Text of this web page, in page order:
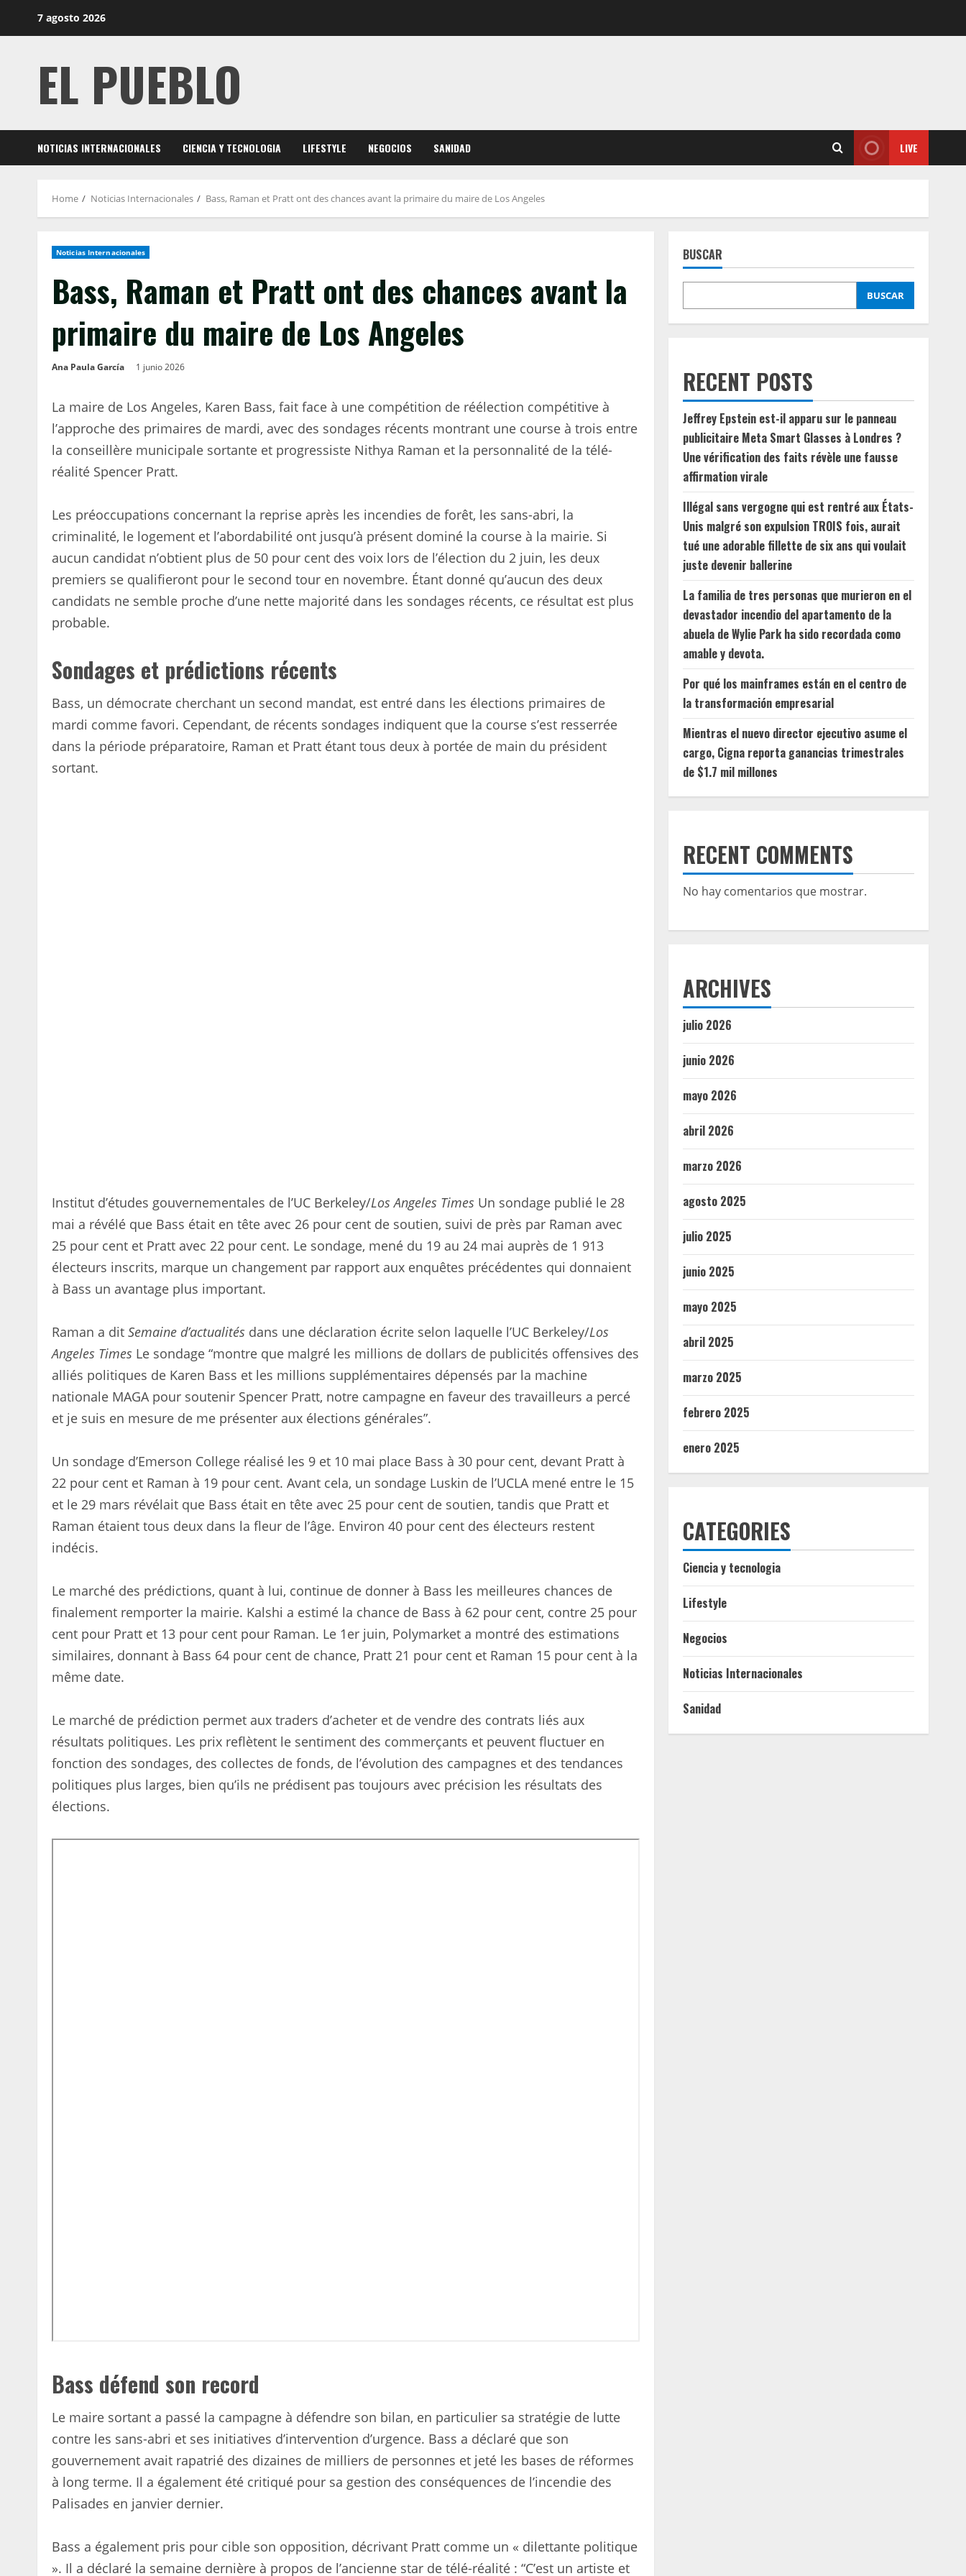
7 agosto 2026
EL PUEBLO
NOTICIAS INTERNACIONALES CIENCIA Y TECNOLOGIA LIFESTYLE NEGOCIOS SANIDAD LIVE
Home Noticias Internacionales Bass, Raman et Pratt ont des chances avant la primaire du maire de Los Angeles
Noticias Internacionales
Bass, Raman et Pratt ont des chances avant la
primaire du maire de Los Angeles
Ana Paula García 1 junio 2026
La maire de Los Angeles, Karen Bass, fait face à une compétition de réélection compétitive à
l’approche des primaires de mardi, avec des sondages récents montrant une course à trois entre
la conseillère municipale sortante et progressiste Nithya Raman et la personnalité de la télé-
réalité Spencer Pratt.
Les préoccupations concernant la reprise après les incendies de forêt, les sans-abri, la
criminalité, le logement et l’abordabilité ont jusqu’à présent dominé la course à la mairie. Si
aucun candidat n’obtient plus de 50 pour cent des voix lors de l’élection du 2 juin, les deux
premiers se qualifieront pour le second tour en novembre. Étant donné qu’aucun des deux
candidats ne semble proche d’une nette majorité dans les sondages récents, ce résultat est plus
probable.
Sondages et prédictions récents
Bass, un démocrate cherchant un second mandat, est entré dans les élections primaires de
mardi comme favori. Cependant, de récents sondages indiquent que la course s’est resserrée
dans la période préparatoire, Raman et Pratt étant tous deux à portée de main du président
sortant.
Institut d’études gouvernementales de l’UC Berkeley/Los Angeles Times Un sondage publié le 28
mai a révélé que Bass était en tête avec 26 pour cent de soutien, suivi de près par Raman avec
25 pour cent et Pratt avec 22 pour cent. Le sondage, mené du 19 au 24 mai auprès de 1 913
électeurs inscrits, marque un changement par rapport aux enquêtes précédentes qui donnaient
à Bass un avantage plus important.
Raman a dit Semaine d’actualités dans une déclaration écrite selon laquelle l’UC Berkeley/Los
Angeles Times Le sondage “montre que malgré les millions de dollars de publicités offensives des
alliés politiques de Karen Bass et les millions supplémentaires dépensés par la machine
nationale MAGA pour soutenir Spencer Pratt, notre campagne en faveur des travailleurs a percé
et je suis en mesure de me présenter aux élections générales”.
Un sondage d’Emerson College réalisé les 9 et 10 mai place Bass à 30 pour cent, devant Pratt à
22 pour cent et Raman à 19 pour cent. Avant cela, un sondage Luskin de l’UCLA mené entre le 15
et le 29 mars révélait que Bass était en tête avec 25 pour cent de soutien, tandis que Pratt et
Raman étaient tous deux dans la fleur de l’âge. Environ 40 pour cent des électeurs restent
indécis.
Le marché des prédictions, quant à lui, continue de donner à Bass les meilleures chances de
finalement remporter la mairie. Kalshi a estimé la chance de Bass à 62 pour cent, contre 25 pour
cent pour Pratt et 13 pour cent pour Raman. Le 1er juin, Polymarket a montré des estimations
similaires, donnant à Bass 64 pour cent de chance, Pratt 21 pour cent et Raman 15 pour cent à la
même date.
Le marché de prédiction permet aux traders d’acheter et de vendre des contrats liés aux
résultats politiques. Les prix reflètent le sentiment des commerçants et peuvent fluctuer en
fonction des sondages, des collectes de fonds, de l’évolution des campagnes et des tendances
politiques plus larges, bien qu’ils ne prédisent pas toujours avec précision les résultats des
élections.
Bass défend son record
Le maire sortant a passé la campagne à défendre son bilan, en particulier sa stratégie de lutte
contre les sans-abri et ses initiatives d’intervention d’urgence. Bass a déclaré que son
gouvernement avait rapatrié des dizaines de milliers de personnes et jeté les bases de réformes
à long terme. Il a également été critiqué pour sa gestion des conséquences de l’incendie des
Palisades en janvier dernier.
Bass a également pris pour cible son opposition, décrivant Pratt comme un « dilettante politique
». Il a déclaré la semaine dernière à propos de l’ancienne star de télé-réalité : “C’est un artiste et
BUSCAR
BUSCAR
RECENT POSTS
Jeffrey Epstein est-il apparu sur le panneau
publicitaire Meta Smart Glasses à Londres ?
Une vérification des faits révèle une fausse
affirmation virale
Illégal sans vergogne qui est rentré aux États-
Unis malgré son expulsion TROIS fois, aurait
tué une adorable fillette de six ans qui voulait
juste devenir ballerine
La familia de tres personas que murieron en el
devastador incendio del apartamento de la
abuela de Wylie Park ha sido recordada como
amable y devota.
Por qué los mainframes están en el centro de
la transformación empresarial
Mientras el nuevo director ejecutivo asume el
cargo, Cigna reporta ganancias trimestrales
de $1.7 mil millones
RECENT COMMENTS
No hay comentarios que mostrar.
ARCHIVES
julio 2026
junio 2026
mayo 2026
abril 2026
marzo 2026
agosto 2025
julio 2025
junio 2025
mayo 2025
abril 2025
marzo 2025
febrero 2025
enero 2025
CATEGORIES
Ciencia y tecnologia
Lifestyle
Negocios
Noticias Internacionales
Sanidad